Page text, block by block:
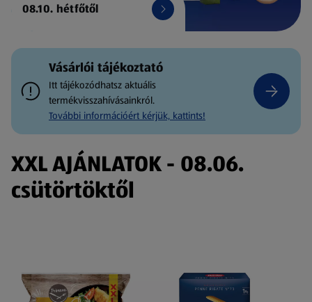
08.10. hétfőtől
Vásárlói tájékoztató
Itt tájékozódhatsz aktuális
termékvisszahívásainkról.
További információért kérjük, kattints!
XXL AJÁNLATOK - 08.06.
csütörtöktől